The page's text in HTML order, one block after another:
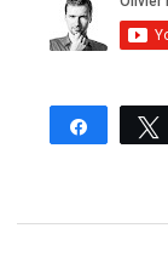
Partagez